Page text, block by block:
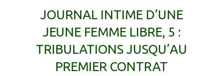
JOURNAL INTIME D’UNE
JEUNE FEMME LIBRE, 5 :
TRIBULATIONS JUSQU’AU
PREMIER CONTRAT